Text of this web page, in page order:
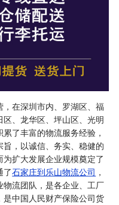
在深圳市内、罗湖区、福
、龙华区、坪山区、光明
了丰富的物流服务经验，
，以诚信、务实、稳健的
扩大发展企业规模奠定了
了石家庄到乐山物流公司 ，
流团队，是各企业、工厂
中国人民财产保险公司货